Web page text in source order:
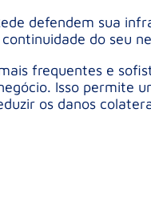
defendem sua
do seu
frequentes e
Isso
os danos